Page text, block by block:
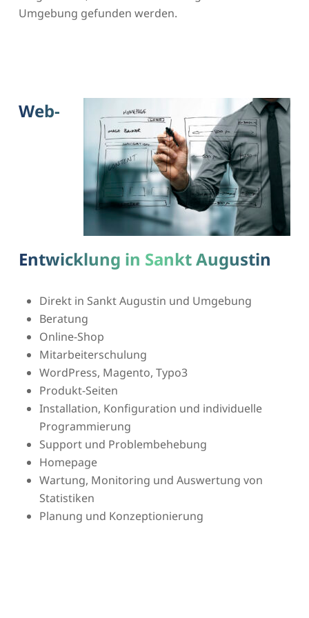
Umgebung gefunden werden.
Web-
Entwicklung in Sankt Augustin
Direkt in Sankt Augustin und Umgebung
Beratung
Online-Shop
Mitarbeiterschulung
WordPress, Magento, Typo3
Produkt-Seiten
Installation, Konfiguration und individuelle
Programmierung
Support und Problembehebung
Homepage
Wartung, Monitoring und Auswertung von
Statistiken
Planung und Konzeptionierung